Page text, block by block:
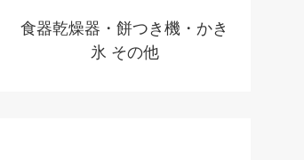
食器乾燥器・餅つき機・かき
氷 その他